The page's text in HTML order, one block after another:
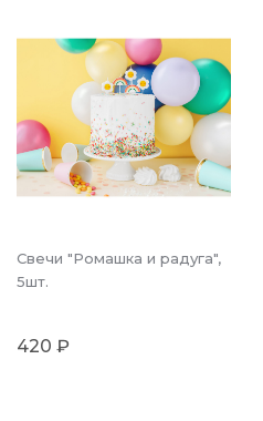
Свечи "Ромашка и радуга",
5шт.
420 ₽